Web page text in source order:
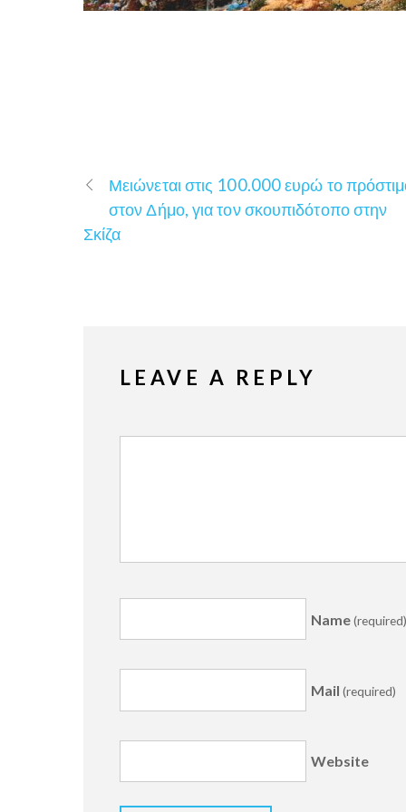
Μειώνεται στις 100.000 ευρώ το
στον Δήμο, για τον σκουπιδότοπο στην
Σκίζα
LEAVE A REPLY
Name
Mail(required)
Website